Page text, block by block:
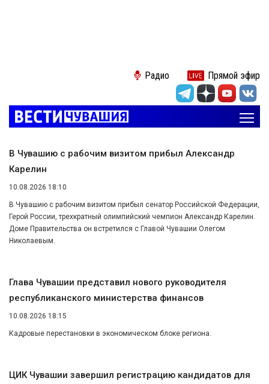
Радио Прямой эфир
В Чувашию с рабочим визитом прибыл Александр
Карелин
10.08.2026 18:10
В Чувашию с рабочим визитом прибыл сенатор Российской Федерации,
Герой России, трехкратный олимпийский чемпион Александр Карелин.
Доме Правительства он встретился с Главой Чувашии Олегом
Николаевым.
Глава Чувашии представил нового руководителя
республиканского министерства финансов
10.08.2026 18:15
Кадровые перестановки в экономическом блоке региона.
ЦИК Чувашии завершил регистрацию кандидатов для